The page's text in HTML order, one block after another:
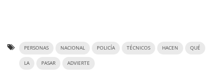
PERSONAS NACIONAL POLICÍA TÉCNICOS HACEN QUÉ
LA PASAR ADVIERTE